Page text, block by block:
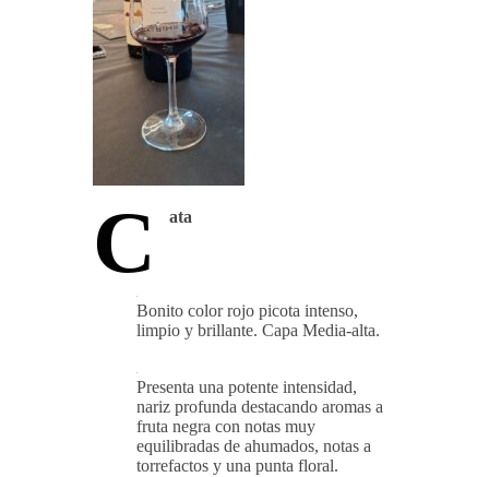
C ata
Bonito color rojo picota intenso,
limpio y brillante. Capa Media-alta.
Presenta una potente intensidad,
nariz profunda destacando aromas a
fruta negra con notas muy
equilibradas de ahumados, notas a
torrefactos y una punta floral.